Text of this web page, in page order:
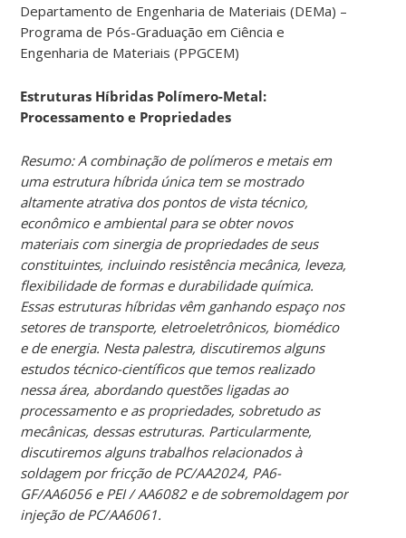
Departamento de Engenharia de Materiais (DEMa) –
Programa de Pós-Graduação em Ciência e
Engenharia de Materiais (PPGCEM)
Estruturas Híbridas Polímero-Metal:
Processamento e Propriedades
Resumo: A combinação de polímeros e metais em
uma estrutura híbrida única tem se mostrado
altamente atrativa dos pontos de vista técnico,
econômico e ambiental para se obter novos
materiais com sinergia de propriedades de seus
constituintes, incluindo resistência mecânica, leveza,
flexibilidade de formas e durabilidade química.
Essas estruturas híbridas vêm ganhando espaço nos
setores de transporte, eletroeletrônicos, biomédico
e de energia. Nesta palestra, discutiremos alguns
estudos técnico-científicos que temos realizado
nessa área, abordando questões ligadas ao
processamento e as propriedades, sobretudo as
mecânicas, dessas estruturas. Particularmente,
discutiremos alguns trabalhos relacionados à
soldagem por fricção de PC/AA2024, PA6-
GF/AA6056 e PEI / AA6082 e de sobremoldagem por
injeção de PC/AA6061.